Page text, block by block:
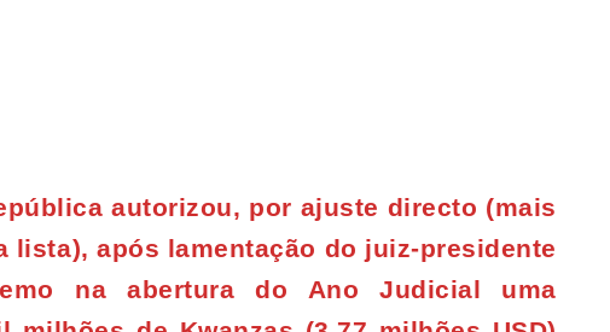
autorizou, por ajuste directo (mais
lista), após lamentação do juiz-presidente
na abertura do Ano Judicial uma